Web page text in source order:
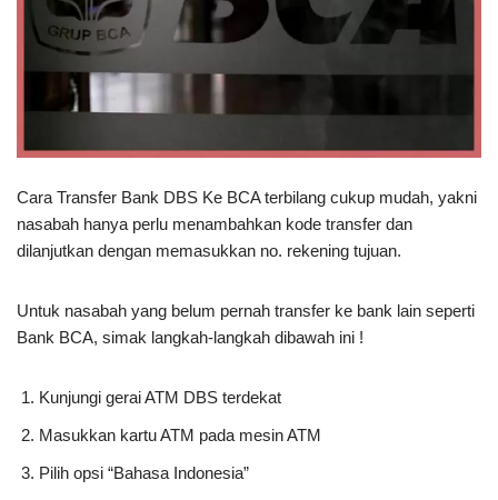
Cara Transfer Bank DBS Ke BCA terbilang cukup mudah, yakni
nasabah hanya perlu menambahkan kode transfer dan
dilanjutkan dengan memasukkan no. rekening tujuan.
Untuk nasabah yang belum pernah transfer ke bank lain seperti
Bank BCA, simak langkah-langkah dibawah ini !
Kunjungi gerai ATM DBS terdekat
Masukkan kartu ATM pada mesin ATM
Pilih opsi “Bahasa Indonesia”